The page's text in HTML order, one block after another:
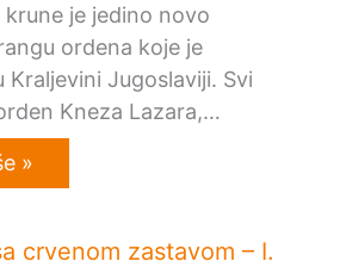
krune je jedino novo
ordena koje je
Kraljevini Jugoslaviji. Svi
Kneza Lazara,…
»
crvenom zastavom – I.